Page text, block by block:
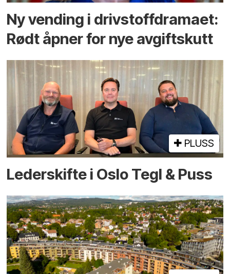
Ny vending i drivstoffdramaet:
Rødt åpner for nye avgiftskutt
PLUSS
Lederskifte i Oslo Tegl & Puss